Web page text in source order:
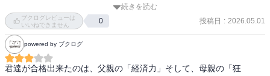
た。
中学受験は確かに外から「かわいそう」「つまらない子供になる」
と思われる面もあるし、実は当の本人にとっては勉強がスポーツの
世界のようにやりがいのあるエンタメになりうることも知ってる。
続きを読む
ブクログレビューは
いいねできません
0 投稿日 : 2026.05.01
powered by ブクログ
君達が合格出来たのは、父親の「経済力」そして、母親の「狂